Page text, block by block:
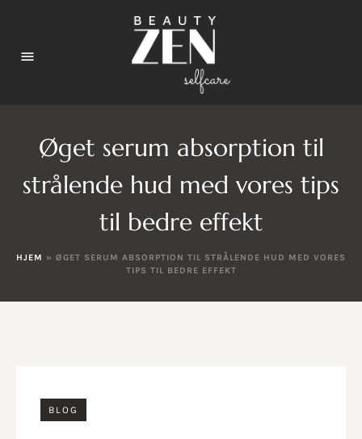
Øget serum absorption til
strålende hud med vores tips
til bedre effekt
HJEM » ØGET SERUM ABSORPTION TIL STRÅLENDE HUD MED VORES
TIPS TIL BEDRE EFFEKT
BLOG